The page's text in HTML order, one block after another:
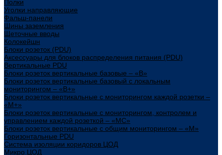
Полки
Уголки направляющие
Фальш-панели
Шины заземления
Щеточные вводы
Колокейшн
Блоки розеток (PDU)
Аксессуары для блоков распределения питания (PDU)
Вертикальные PDU
Блоки розеток вертикальные базовые – «В»
Блоки розеток вертикальные базовый с локальным
мониторингом – «В+»
Блоки розеток вертикальные с мониторингом каждой розетки –
«М+»
Блоки розеток вертикальные с мониторингом, контролем и
управлением каждой розеткой – «МС»
Блоки розеток вертикальные с общим мониторингом – «М»
Горизонтальные PDU
Система изоляции коридоров ЦОД
Микро ЦОД